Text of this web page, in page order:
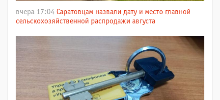
вчера 17:04 Саратовцам назвали дату и место главной
сельскохозяйственной распродажи августа